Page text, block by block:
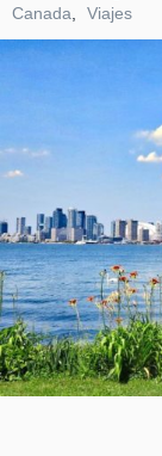
Canada Viajes